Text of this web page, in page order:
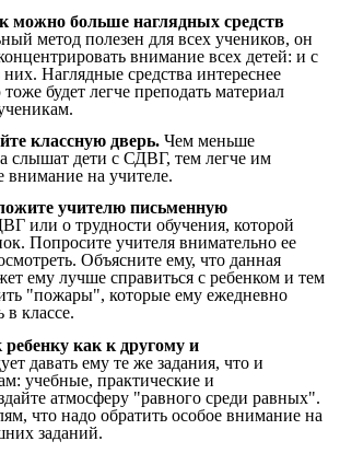
можно больше наглядных средств
метод полезен для всех учеников, он
внимание всех детей: и с
Наглядные средства интереснее
будет легче преподать материал
классную дверь. Чем меньше
слышат дети с СДВГ, тем легче им
внимание на учителе.
учителю письменную
или о трудности обучения, которой
Попросите учителя внимательно ее
Объясните ему, что данная
ему лучше справиться с ребенком и тем
"пожары", которые ему ежедневно
в классе.
ребенку как к другому и
давать ему те же задания, что и
учебные, практические и
атмосферу "равного среди равных".
что надо обратить особое внимание на
заданий.